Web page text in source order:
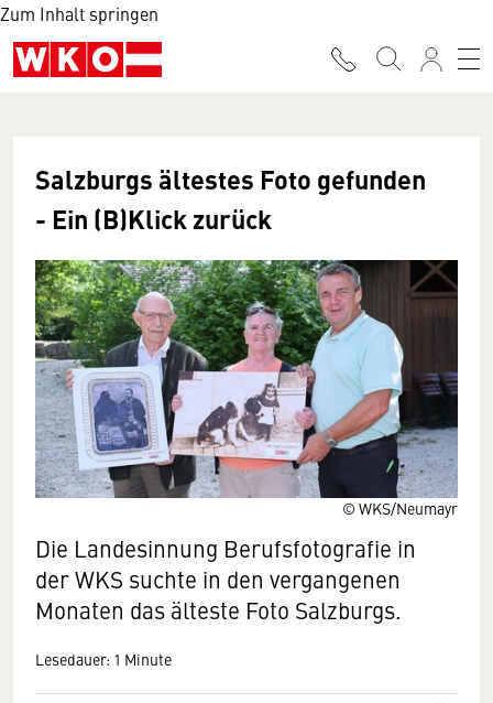
Zum Inhalt springen
© WKS/Neumayr
Salzburgs ältestes Foto gefunden
- Ein (B)Klick zurück
Die Landesinnung Berufsfotografie in
der WKS suchte in den vergangenen
Monaten das älteste Foto Salzburgs.
Lesedauer: 1 Minute